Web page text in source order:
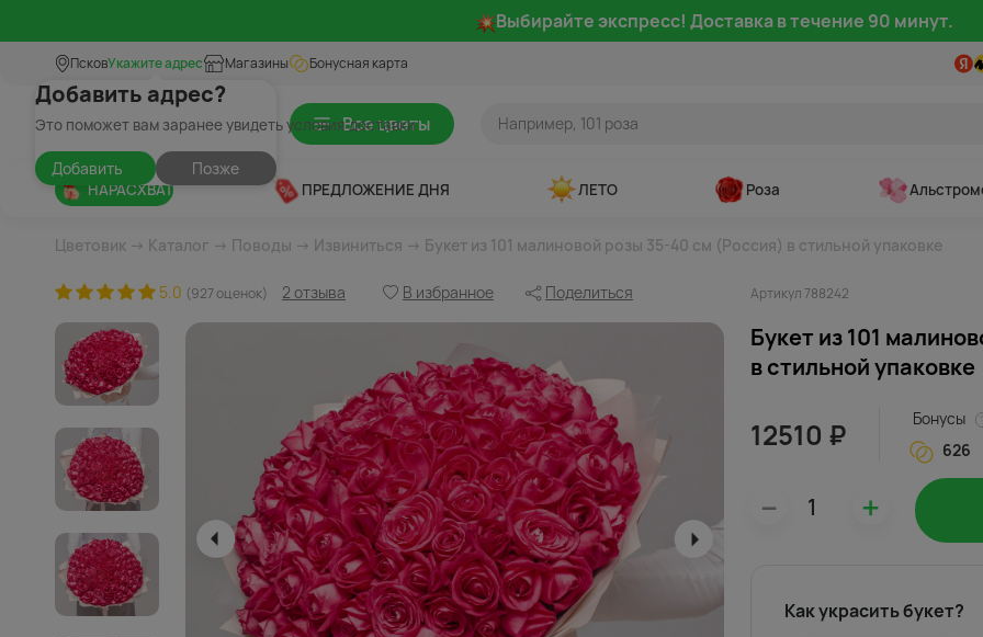
Выбирайте экспресс! Доставка в течение 90 минут.
ПсковУкажите адрес
Добавить адрес?
Это поможет вам заранее увидеть условия доставки
Добавить Позже
Магазины Бонусная карта
Все цветы
НАРАСХВАТ ПРЕДЛОЖЕНИЕ ДНЯ ЛЕТО Роза
Цветовик → Каталог → Поводы → Извиниться → Букет из 101 малиновой розы 35-40 см (Россия) в стильной упаковке
5.0 (927 оценок) 2 отзыва В избранное Поделиться Артикул 788242
Букет из 101
в стильной упаковке
12510 ₽
Бонусы
626
– +
Как украсить букет?